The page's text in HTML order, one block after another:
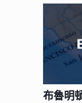
布魯明